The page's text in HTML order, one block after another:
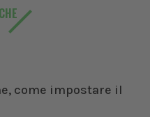
come impostare il